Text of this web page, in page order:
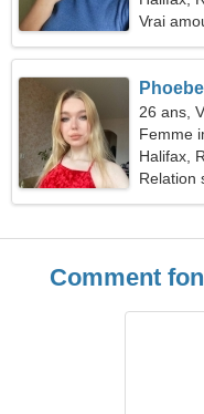
Vrai
Phoebe
26 ans,
Femme
Halifax,
Relation
Comment